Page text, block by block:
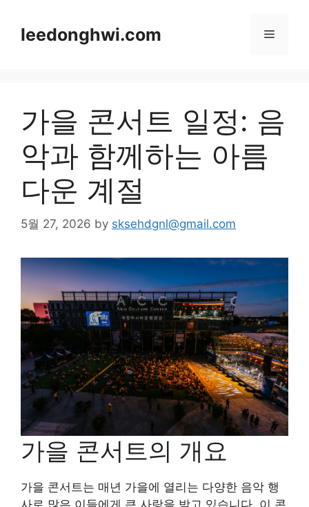
contentleedonghwi.com Menu
가을 콘서트 일정: 음
악과 함께하는 아름
다운 계절
5월 27, 2026 by sksehdgnl@gmail.com
가을 콘서트의 개요
가을 콘서트는 매년 가을에 열리는 다양한 음악 행